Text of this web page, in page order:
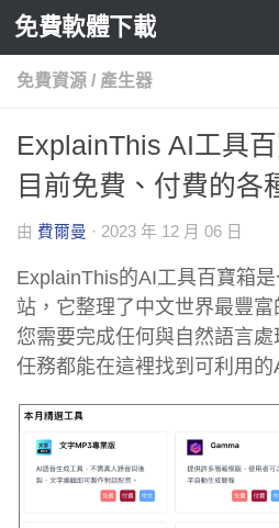
Skip to content
免費軟體下載
免費資源 / 產生器
ExplainThis AI工具
目前免費、付費的各
由 費爾曼 · 2023 年 12 月 06 日
ExplainThis的AI工具百寶箱
站，它整理了中文世界最豐
您需要完成任何與自然語言
任務都能在這裡找到可利用的